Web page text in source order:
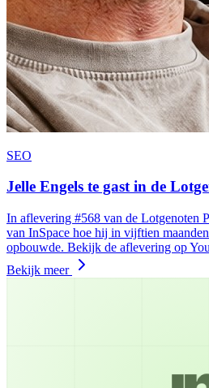
SEO
Jelle Engels te gast in de
In aflevering #568 van de Lotgenoten
van InSpace hoe hij in vijftien
opbouwde. Bekijk de aflevering op
Bekijk meer